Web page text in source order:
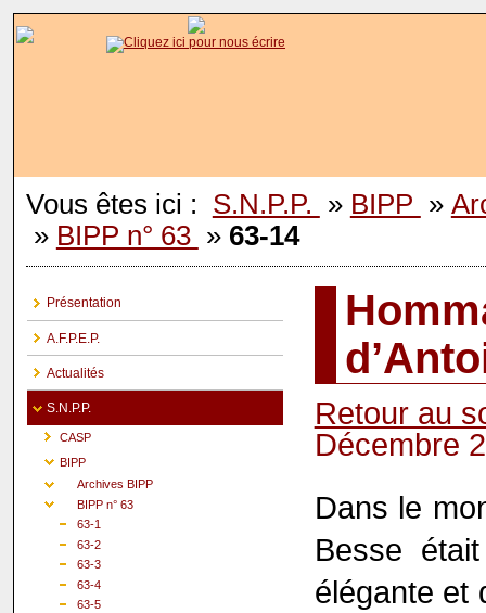
Vous êtes ici : S.N.P.P. » BIPP »
» BIPP n° 63 » 63-14
Présentation
A.F.P.E.P.
Actualités
S.N.P.P.
CASP
BIPP
Archives BIPP
BIPP n° 63
63-1
63-2
63-3
63-4
63-5
Retour au
Décembre
Dans le
Besse
élégante et